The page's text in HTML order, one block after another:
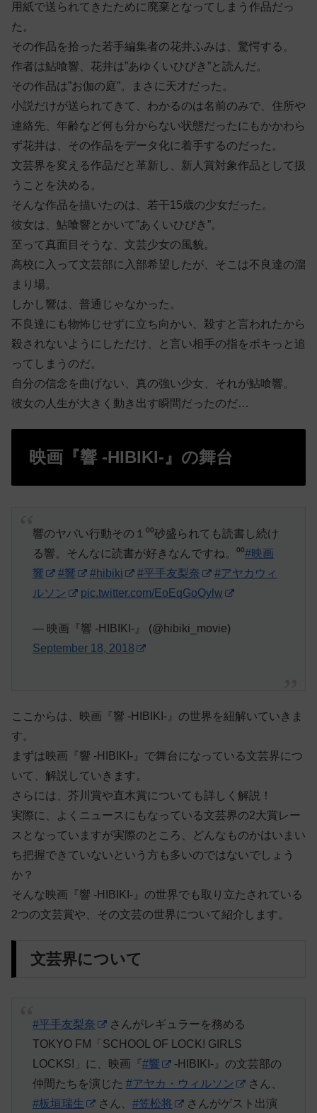
用紙で送られてきたために廃棄となってしまう作品だっ
た。
その作品を拾った若手編集者の花井ふみは、驚愕する。
作者は鮎喰響、花井は”あゆくいひびき”と読んだ。
その作品は”お伽の庭”。まさに天才だった。
小説だけが送られてきて、わかるのは名前のみで、住所や
連絡先、年齢など何も分からない状態だったにもかかわら
ず花井は、その作品をデータ化に着手するのだった。
文芸界を変える作品だと革新し、新人賞対象作品として扱
うことを決める。
そんな作品を描いたのは、若干15歳の少女だった。
彼女は、鮎喰響とかいて”あくいひびき”。
至って真面目そうな、文芸少女の風貌。
高校に入って文芸部に入部希望したが、そこは不良達の溜
まり場。
しかし響は、普通じゃなかった。
不良達にも物怖じせずに立ち向かい、殺すと言われたから
殺されないようにしただけ、と言い相手の指をポキっと追
ってしまうのだ。
自分の信念を曲げない、真の強い少女、それが鮎喰響。
彼女の人生が大きく動き出す瞬間だったのだ…
映画『響 -HIBIKI-』の舞台
響のヤバい行動その１⁰⁰砂盛られても読書し続け
る響。そんなに読書が好きなんですね。⁰⁰#映画
響
#響 #hibiki #平手友梨奈
#アヤカウィ
ルソン
pic.twitter.com/EoEqGoOylw
— 映画『響 -HIBIKI-』 (@hibiki_movie)
September 18, 2018
ここからは、映画『響 -HIBIKI-』の世界を紐解いていきま
す。
まずは映画『響 -HIBIKI-』で舞台になっている文芸界につ
いて、解説していきます。
さらには、芥川賞や直木賞についても詳しく解説！
実際に、よくニュースにもなっている文芸界の2大賞レー
スとなっていますが実際のところ、どんなものかはいまい
ち把握できていないという方も多いのではないでしょう
か？
そんな映画『響 -HIBIKI-』の世界でも取り立たされている
2つの文芸賞や、その文芸の世界について紹介します。
文芸界について
#平手友梨奈
さんがレギュラーを務める
TOKYO FM「SCHOOL OF LOCK! GIRLS
LOCKS!」に、映画『#響
-HIBIKI-』の文芸部の
仲間たちを演じた #アヤカ・ウィルソン
さん、
#板垣瑞生
さん、 #笠松将
さんがゲスト出演